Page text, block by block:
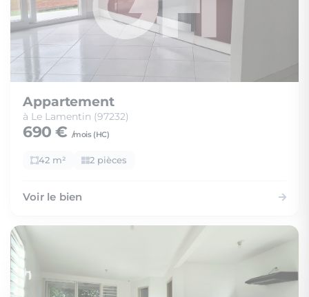
Appartement
à Le Lamentin (97232)
690 € /mois (HC)
42 m² 2 pièces
Voir le bien